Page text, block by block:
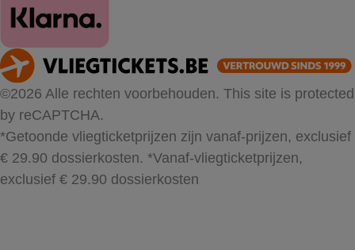
©2026 Alle rechten voorbehouden. This site is protected
by reCAPTCHA.
*Getoonde vliegticketprijzen zijn vanaf-prijzen, exclusief
€ 29.90 dossierkosten. *Vanaf-vliegticketprijzen,
exclusief € 29.90 dossierkosten